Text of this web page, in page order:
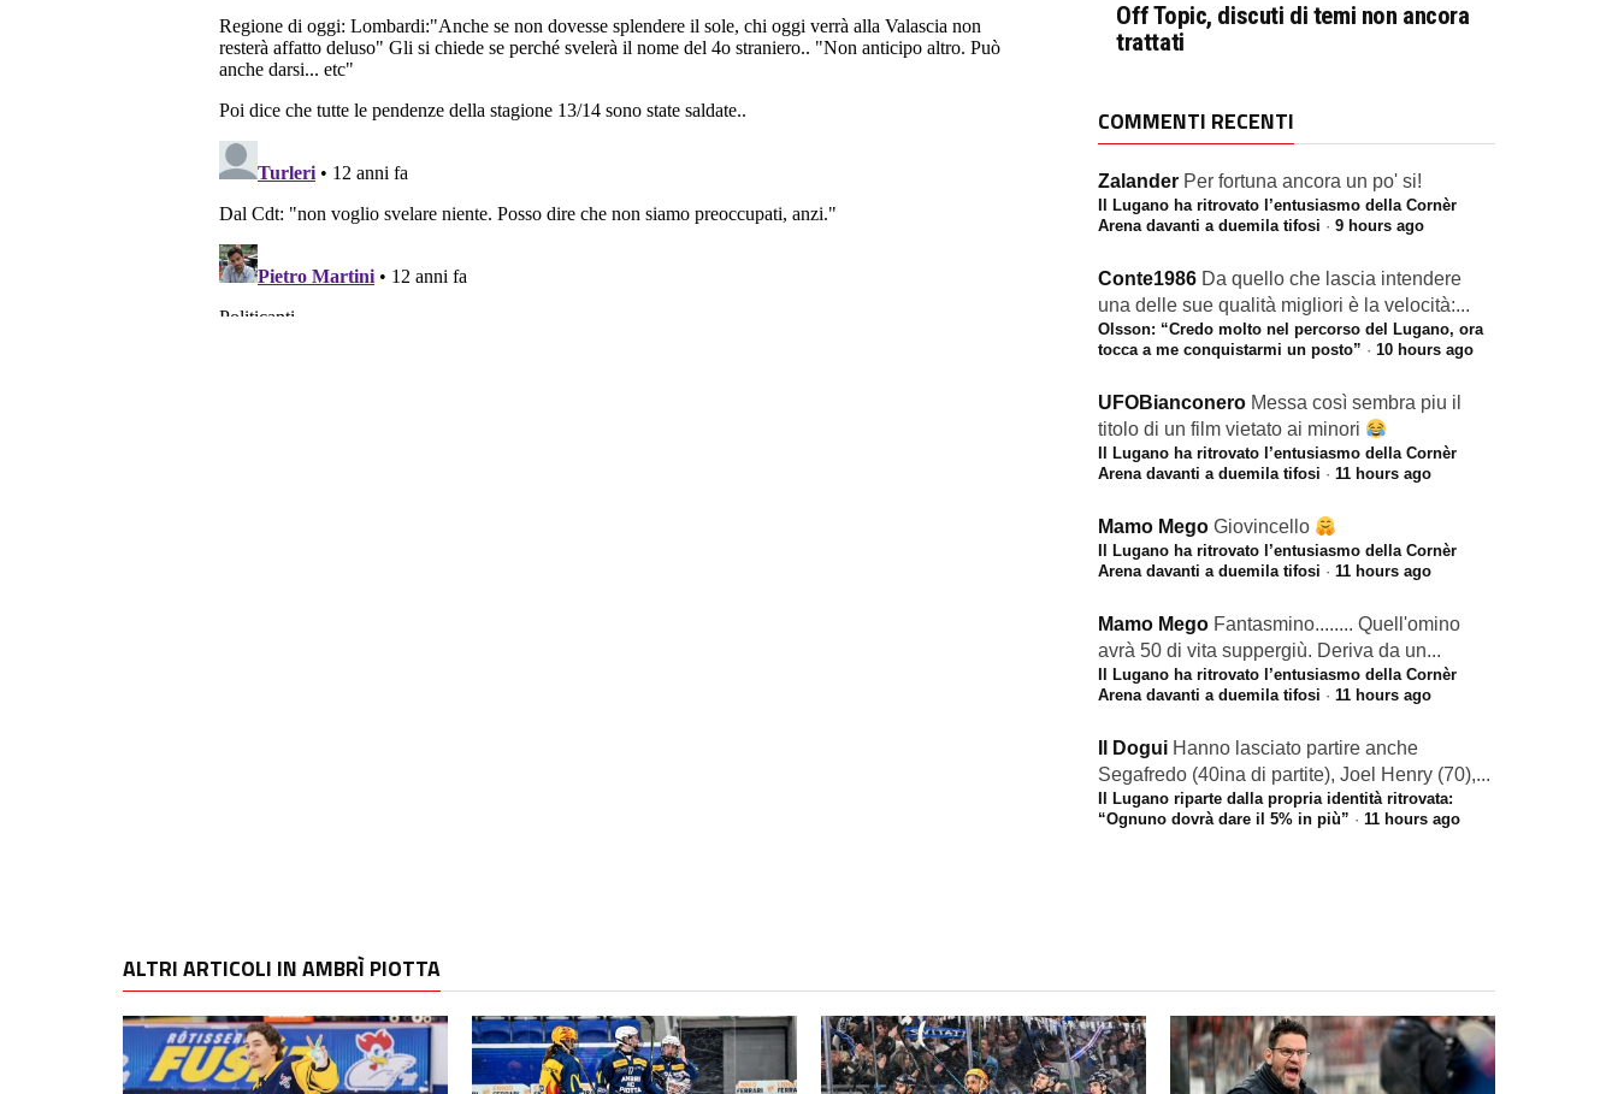
Off Topic, discuti di temi non ancora
trattati
COMMENTI RECENTI
Zalander Per fortuna ancora un po' si!
Il Lugano ha ritrovato l’entusiasmo della Cornèr
Arena davanti a duemila tifosi · 9 hours ago
Conte1986 Da quello che lascia intendere
una delle sue qualità migliori è la velocità:...
Olsson: “Credo molto nel percorso del Lugano, ora
tocca a me conquistarmi un posto” · 10 hours ago
UFOBianconero Messa così sembra piu il
titolo di un film vietato ai minori
Il Lugano ha ritrovato l’entusiasmo della Cornèr
Arena davanti a duemila tifosi · 11 hours ago
Mamo Mego Giovincello
Il Lugano ha ritrovato l’entusiasmo della Cornèr
Arena davanti a duemila tifosi · 11 hours ago
Mamo Mego Fantasmino........ Quell'omino
avrà 50 di vita suppergiù. Deriva da un...
Il Lugano ha ritrovato l’entusiasmo della Cornèr
Arena davanti a duemila tifosi · 11 hours ago
Il Dogui Hanno lasciato partire anche
Segafredo (40ina di partite), Joel Henry (70),...
Il Lugano riparte dalla propria identità ritrovata:
“Ognuno dovrà dare il 5% in più” · 11 hours ago
ALTRI ARTICOLI IN AMBRÌ PIOTTA